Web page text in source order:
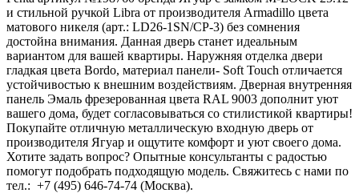
и стильной ручкой Libra от производителя Armadillo цвета
матового никеля (арт.: LD26-1SN/CP-3) без сомнения
достойна внимания. Данная дверь станет идеальным
вариантом для вашей квартиры. Наружняя отделка двери
гладкая цвета Bordo, материал панели- Soft Touch отличается
устойчивостью к внешним воздействиям. Дверная внутренняя
панель Эмаль фрезерованная цвета RAL 9003 дополнит уют
вашего дома, будет согласовываться со стилистикой квартиры!
Покупайте отличную металлическую входную дверь от
производителя Ягуар и ощутите комфорт и уют своего дома.
Хотите задать вопрос? Опытные консультанты с радостью
помогут подобрать подходящую модель. Свяжитесь с нами по
тел.: +7 (495) 646-74-74 (Москва).